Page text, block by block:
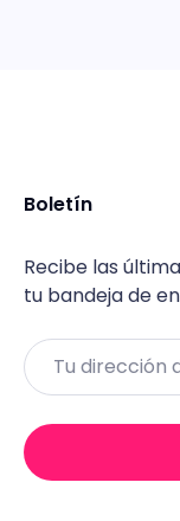
Boletín
Recibe las
tu bandeja de
Email